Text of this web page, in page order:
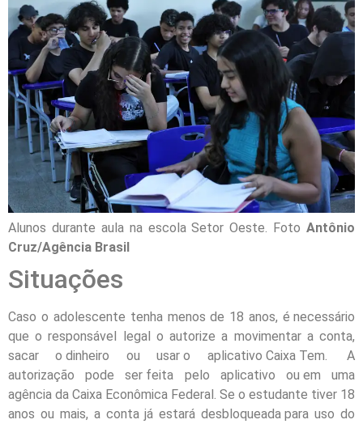
Alunos durante aula na escola Setor Oeste. Foto Antônio
Cruz/Agência Brasil
Situações
Caso o adolescente tenha menos de 18 anos, é necessário
que o responsável legal o autorize a movimentar a conta,
sacar o dinheiro ou usar o aplicativo Caixa Tem. A
autorização pode ser feita pelo aplicativo ou em uma
agência da Caixa Econômica Federal. Se o estudante tiver 18
anos ou mais, a conta já estará desbloqueada para uso do